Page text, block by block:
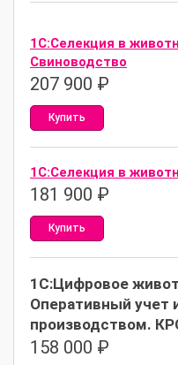
1С:Селекция в
Свиноводство
207 900 ₽
Купить
1С:Селекция в
181 900 ₽
Купить
1С:Цифровое
Оперативный учет
производством.
158 000 ₽